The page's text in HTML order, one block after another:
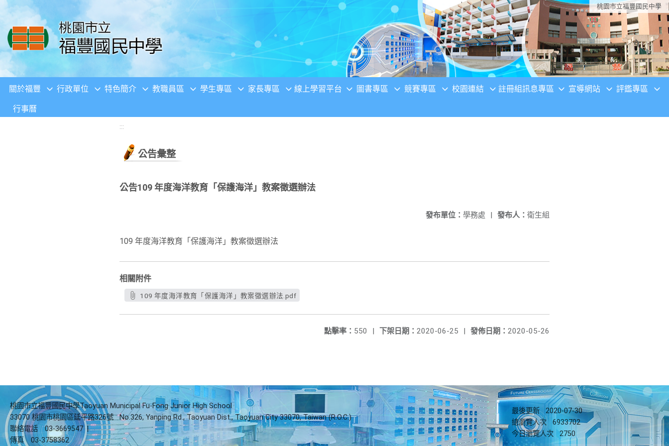
移至網頁之主要內容區位置 桃園市立福豐國民中學
關於福豐 行政單位 特色簡介 教職員區 學生專區 家長專區 線上學習平台 圖書專區 競賽專區 校園連結 註冊組訊息專區 宣導網站 評鑑專區
行事曆
:::
公告彙整
公告109 年度海洋教育「保護海洋」教案徵選辦法
發布人： 衛生組
發布單位： 學務處 |
109 年度海洋教育「保護海洋」教案徵選辦法
相關附件
109 年度海洋教育「保護海洋」教案徵選辦法.pdf
發佈日期： 2020-05-26
下架日期： 2020-06-25 |
點擊率： 550 |
桃園市立福豐國民中學Taoyuan Municipal Fu-Fong Junior High School
33070 桃園市桃園區延平路326號
No.326, Yanping Rd., Taoyuan Dist., Taoyuan City 33070, Taiwan (R.O.C.)
聯絡電話
03-3669547 |
傳真
03-3758362
最後更新
2020-07-30
總瀏覽人次
6933702
今日瀏覽人次
2750